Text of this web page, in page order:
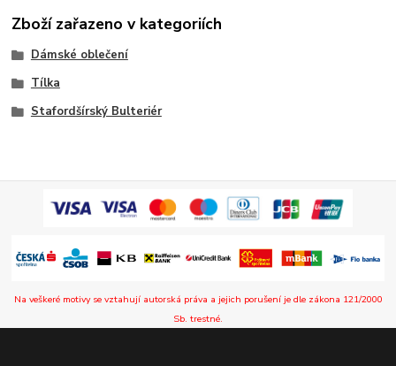
Zboží zařazeno v kategoriích
Dámské oblečení
Tílka
Stafordšírský Bulteriér
Na veškeré motivy se vztahují autorská práva a jejich porušení je dle zákona 121/2000
Sb. trestné.